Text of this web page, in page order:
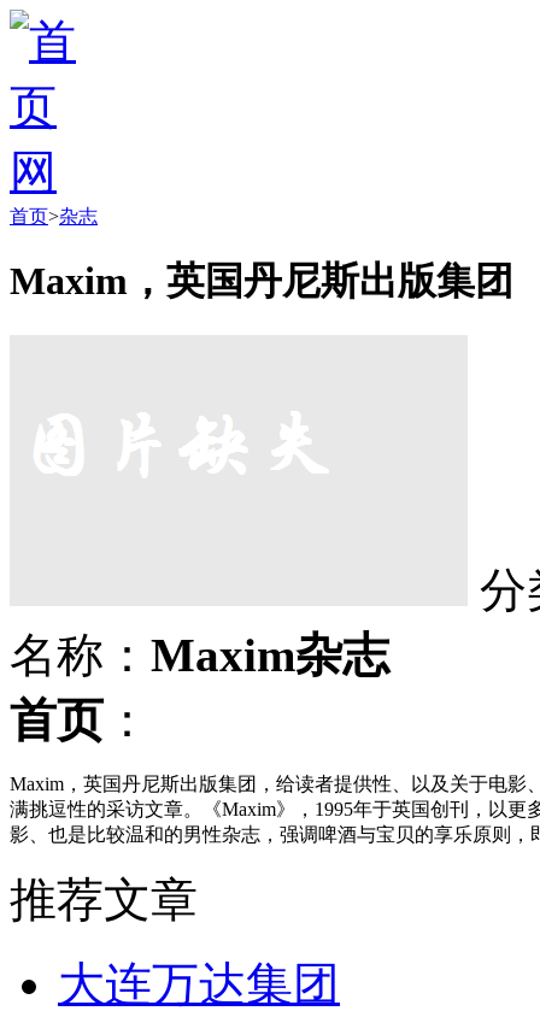
首页>杂志
Maxim，英国丹尼斯出版集团
分
名称： Maxim杂志
首页 ：
Maxim，英国丹尼斯出版集团，给读者提供性、以及关于电影
满挑逗性的采访文章。《Maxim》，1995年于英国创刊，以
影、也是比较温和的男性杂志，强调啤酒与宝贝的享乐原则，
推荐文章
大连万达集团